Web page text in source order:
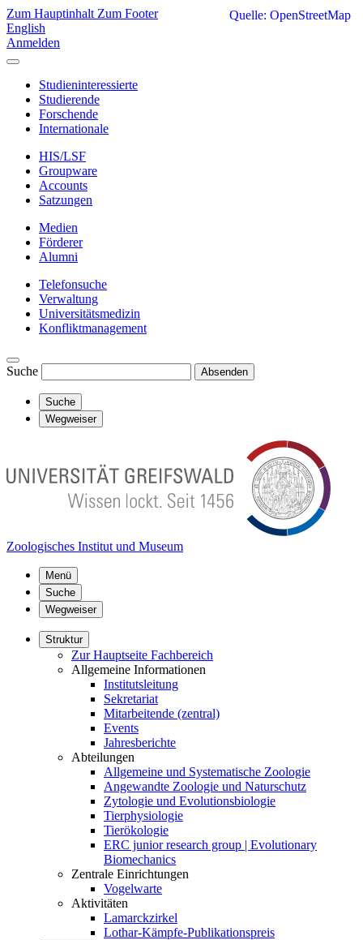
Zum Hauptinhalt Zum Footer
English
Anmelden
Studieninteressierte
Studierende
Forschende
Internationale
HIS/LSF
Groupware
Accounts
Satzungen
Medien
Förderer
Alumni
Telefonsuche
Verwaltung
Universitätsmedizin
Konfliktmanagement
Suche Absenden
Suche
Wegweiser
Zoologisches Institut und Museum
Menü
Suche
Wegweiser
Struktur
Zur Hauptseite Fachbereich
Allgemeine Informationen
Institutsleitung
Sekretariat
Mitarbeitende (zentral)
Events
Jahresberichte
Abteilungen
Allgemeine und Systematische Zoologie
Angewandte Zoologie und Naturschutz
Zytologie und Evolutionsbiologie
Tierphysiologie
Tierökologie
ERC junior research group | Evolutionary
Biomechanics
Zentrale Einrichtungen
Vogelwarte
Aktivitäten
Lamarckzirkel
Lothar-Kämpfe-Publikationspreis
Quelle: OpenStreetMap